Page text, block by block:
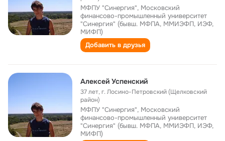
МФПУ "Синергия", Московский
финансово-промышленный университет
"Синергия" (бывш. МФПА, ММИЭФП, ИЭФ,
МИФП)
Добавить в друзья
Алексей Успенский
37 лет,г. Лосино-Петровский (Щелковский
район)
МФПУ "Синергия", Московский
финансово-промышленный университет
"Синергия" (бывш. МФПА, ММИЭФП, ИЭФ,
МИФП)